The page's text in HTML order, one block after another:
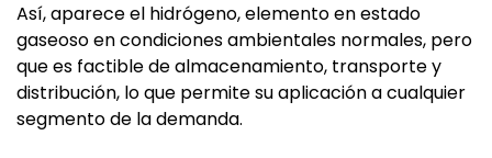
Así, aparece el hidrógeno, elemento en estado
gaseoso en condiciones ambientales normales, pero
que es factible de almacenamiento, transporte y
distribución, lo que permite su aplicación a cualquier
segmento de la demanda.